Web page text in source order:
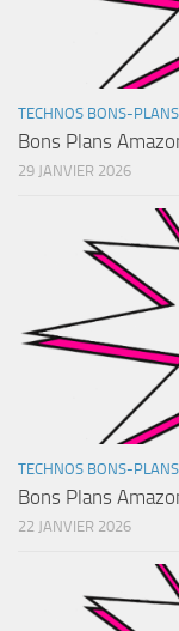
TECHNOS BONS-PLANS
Bons Plans
29 JANVIER 2026
TECHNOS BONS-PLANS
Bons Plans
22 JANVIER 2026